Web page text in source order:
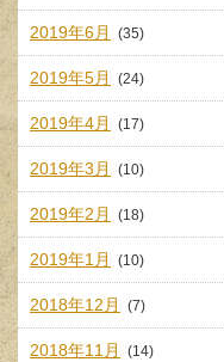
2019年6月 (35)
2019年5月 (24)
2019年4月 (17)
2019年3月 (10)
2019年2月 (18)
2019年1月 (10)
2018年12月 (7)
2018年11月 (14)